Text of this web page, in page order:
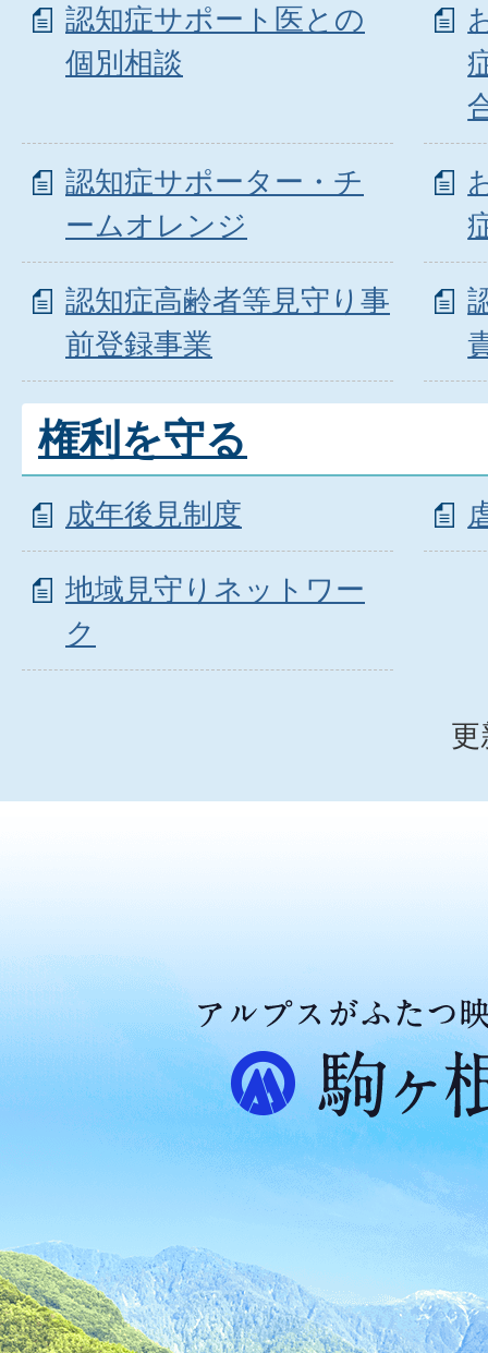
認知症サポート医との
個別相談
認知症サポーター・チ
ームオレンジ
認知症高齢者等見守り事
前登録事業
権利を守る
成年後見制度
地域見守りネットワー
ク
ア
ル
プ
ス
が
た
つ